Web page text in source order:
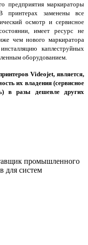
предприятия маркираторы
принтерах заменены все
осмотр и сервисное
имеет ресурс не
чем нового маркиратора
каплеструйных
оборудованием.
Videojet, является,
их владения (сервисное
в разы дешевле других
промышленного
для систем